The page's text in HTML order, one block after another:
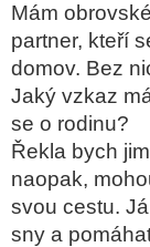
Mám
partner, kteří
domov. Bez
Jaký vzkaz
se o rodinu?
Řekla bych
naopak,
svou cestu.
sny a